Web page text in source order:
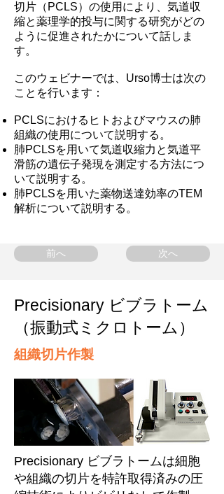
切片（PCLS）の使用により、気道収
縮と薬理学的投与に関する研究がどの
ように促進されたかについて話しま
す。
このウェビナーでは、Urso博士は次の
ことを行います：
PCLSにおけるヒトおよびマウスの肺
組織の使用について説明する。
肺PCLSを用いて気道収縮力と気道平
滑筋の遺伝子発現を測定する方法につ
いて説明する。
肺PCLSを用いた薬物送達効率のTEM
解析について説明する。
前へ 次へ
Precisionary ビブラトーム
（振動式ミクロトーム）
組織切片作製
Precisionary ビブラトームは細胞
や組織の切片を特許取得済みの圧